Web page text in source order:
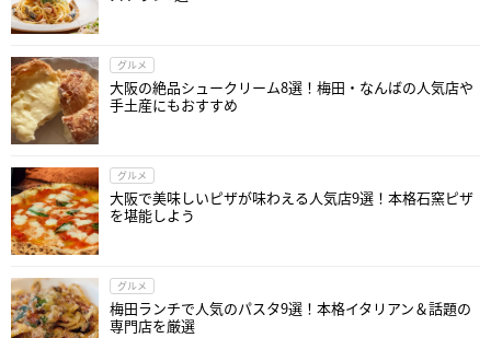
グルメ
大阪の絶品シュークリーム8選！梅田・なんばの人気店や
手土産にもおすすめ
グルメ
大阪で美味しいピザが味わえる人気店9選！本格石窯ピザ
を堪能しよう
グルメ
梅田ランチで人気のパスタ9選！本格イタリアン＆話題の
専門店を厳選